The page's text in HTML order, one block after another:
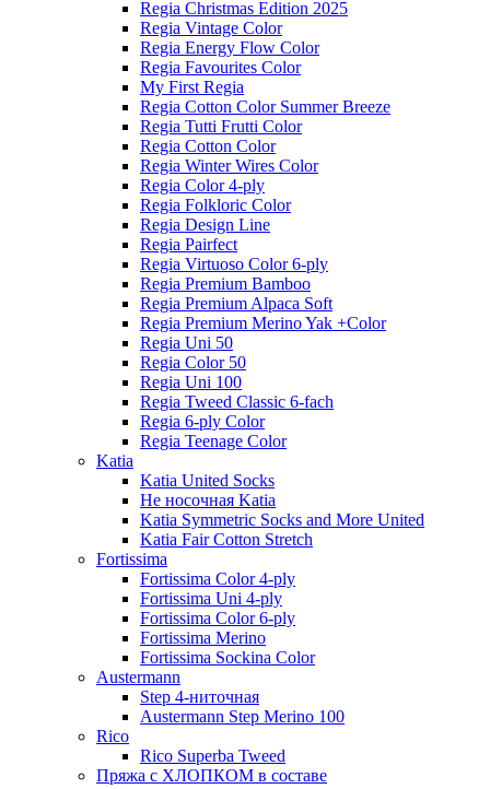
Regia Christmas Edition 2025
Regia Vintage Color
Regia Energy Flow Color
Regia Favourites Color
My First Regia
Regia Cotton Color Summer Breeze
Regia Tutti Frutti Color
Regia Cotton Color
Regia Winter Wires Color
Regia Color 4-ply
Regia Folkloric Color
Regia Design Line
Regia Pairfect
Regia Virtuoso Color 6-ply
Regia Premium Bamboo
Regia Premium Alpaca Soft
Regia Premium Merino Yak +Color
Regia Uni 50
Regia Color 50
Regia Uni 100
Regia Tweed Classic 6-fach
Regia 6-ply Color
Regia Teenage Color
Katia
Katia United Socks
Не носочная Katia
Katia Symmetric Socks and More United
Katia Fair Cotton Stretch
Fortissima
Fortissima Color 4-ply
Fortissima Uni 4-ply
Fortissima Color 6-ply
Fortissima Merino
Fortissima Sockina Color
Austermann
Step 4-ниточная
Austermann Step Merino 100
Rico
Rico Superba Tweed
Пряжа с ХЛОПКОМ в составе